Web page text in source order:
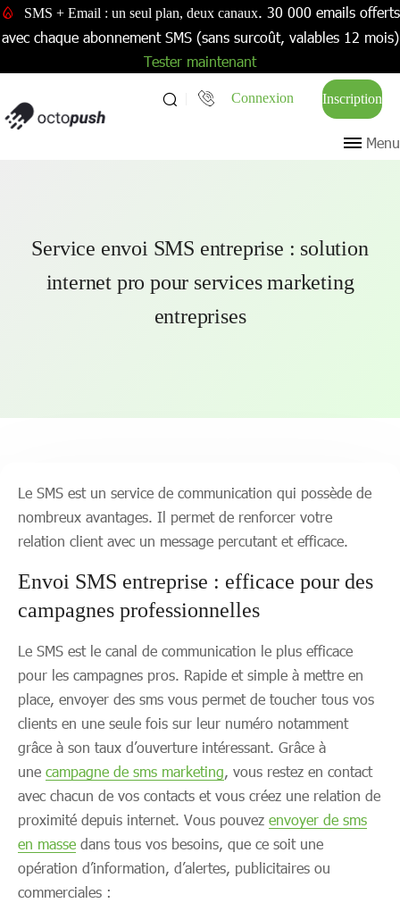
SMS + Email : un seul plan, deux canaux. 30 000 emails offerts
avec chaque abonnement SMS (sans surcoût, valables 12 mois)
Tester maintenant
Connexion Inscription
Menu
Service envoi SMS entreprise : solution
internet pro pour services marketing
entreprises
Le SMS est un service de communication qui possède de
nombreux avantages. Il permet de renforcer votre
relation client avec un message percutant et efficace.
Envoi SMS entreprise : efficace pour des
campagnes professionnelles
Le SMS est le canal de communication le plus efficace
pour les campagnes pros. Rapide et simple à mettre en
place, envoyer des sms vous permet de toucher tous vos
clients en une seule fois sur leur numéro notamment
grâce à son taux d’ouverture intéressant. Grâce à
une campagne de sms marketing, vous restez en contact
avec chacun de vos contacts et vous créez une relation de
proximité depuis internet. Vous pouvez envoyer de sms
en masse dans tous vos besoins, que ce soit une
opération d’information, d’alertes, publicitaires ou
commerciales :